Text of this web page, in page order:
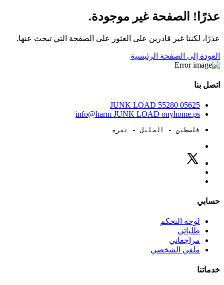
عذرًا! الصفحة غير موجودة.
عذرًا، لكننا غير قادرين على العثور على الصفحة التي تبحث عنها.
العودة إلى الصفحة الرئيسية
اتصل بنا
05625
JUNK LOAD 55280
info@harm JUNK LOAD onyhome.ps
فلسطين - الخليل - نمرة
حسابي
لوحة التحكم
طلباتي
مراجعاتي
ملفي الشخصي
خدماتنا